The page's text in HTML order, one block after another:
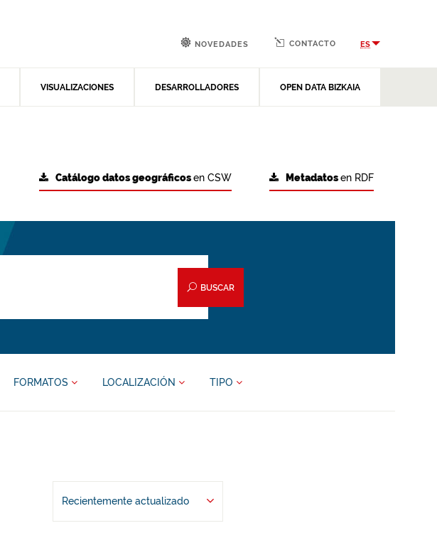
VISUALIZACIONES DESARROLLADORES OPEN DATA BIZKAIA
NOVEDADES CONTACTO ES
Metadatosen RDF
Catálogo datos geográficosen CSW
BUSCAR
FORMATOS LOCALIZACIÓN TIPO
Recientemente actualizado